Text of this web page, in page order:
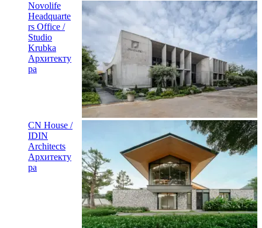
Novolife
Headquarte
rs Office /
Studio
Krubka
Архитекту
ра
CN House /
IDIN
Architects
Архитекту
ра